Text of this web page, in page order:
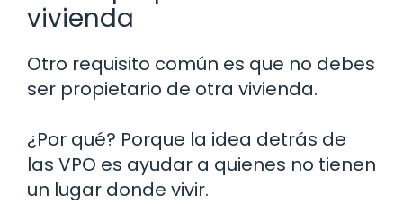
vivienda
Otro requisito común es que no debes
ser propietario de otra vivienda.
¿Por qué? Porque la idea detrás de
las VPO es ayudar a quienes no tienen
un lugar donde vivir.